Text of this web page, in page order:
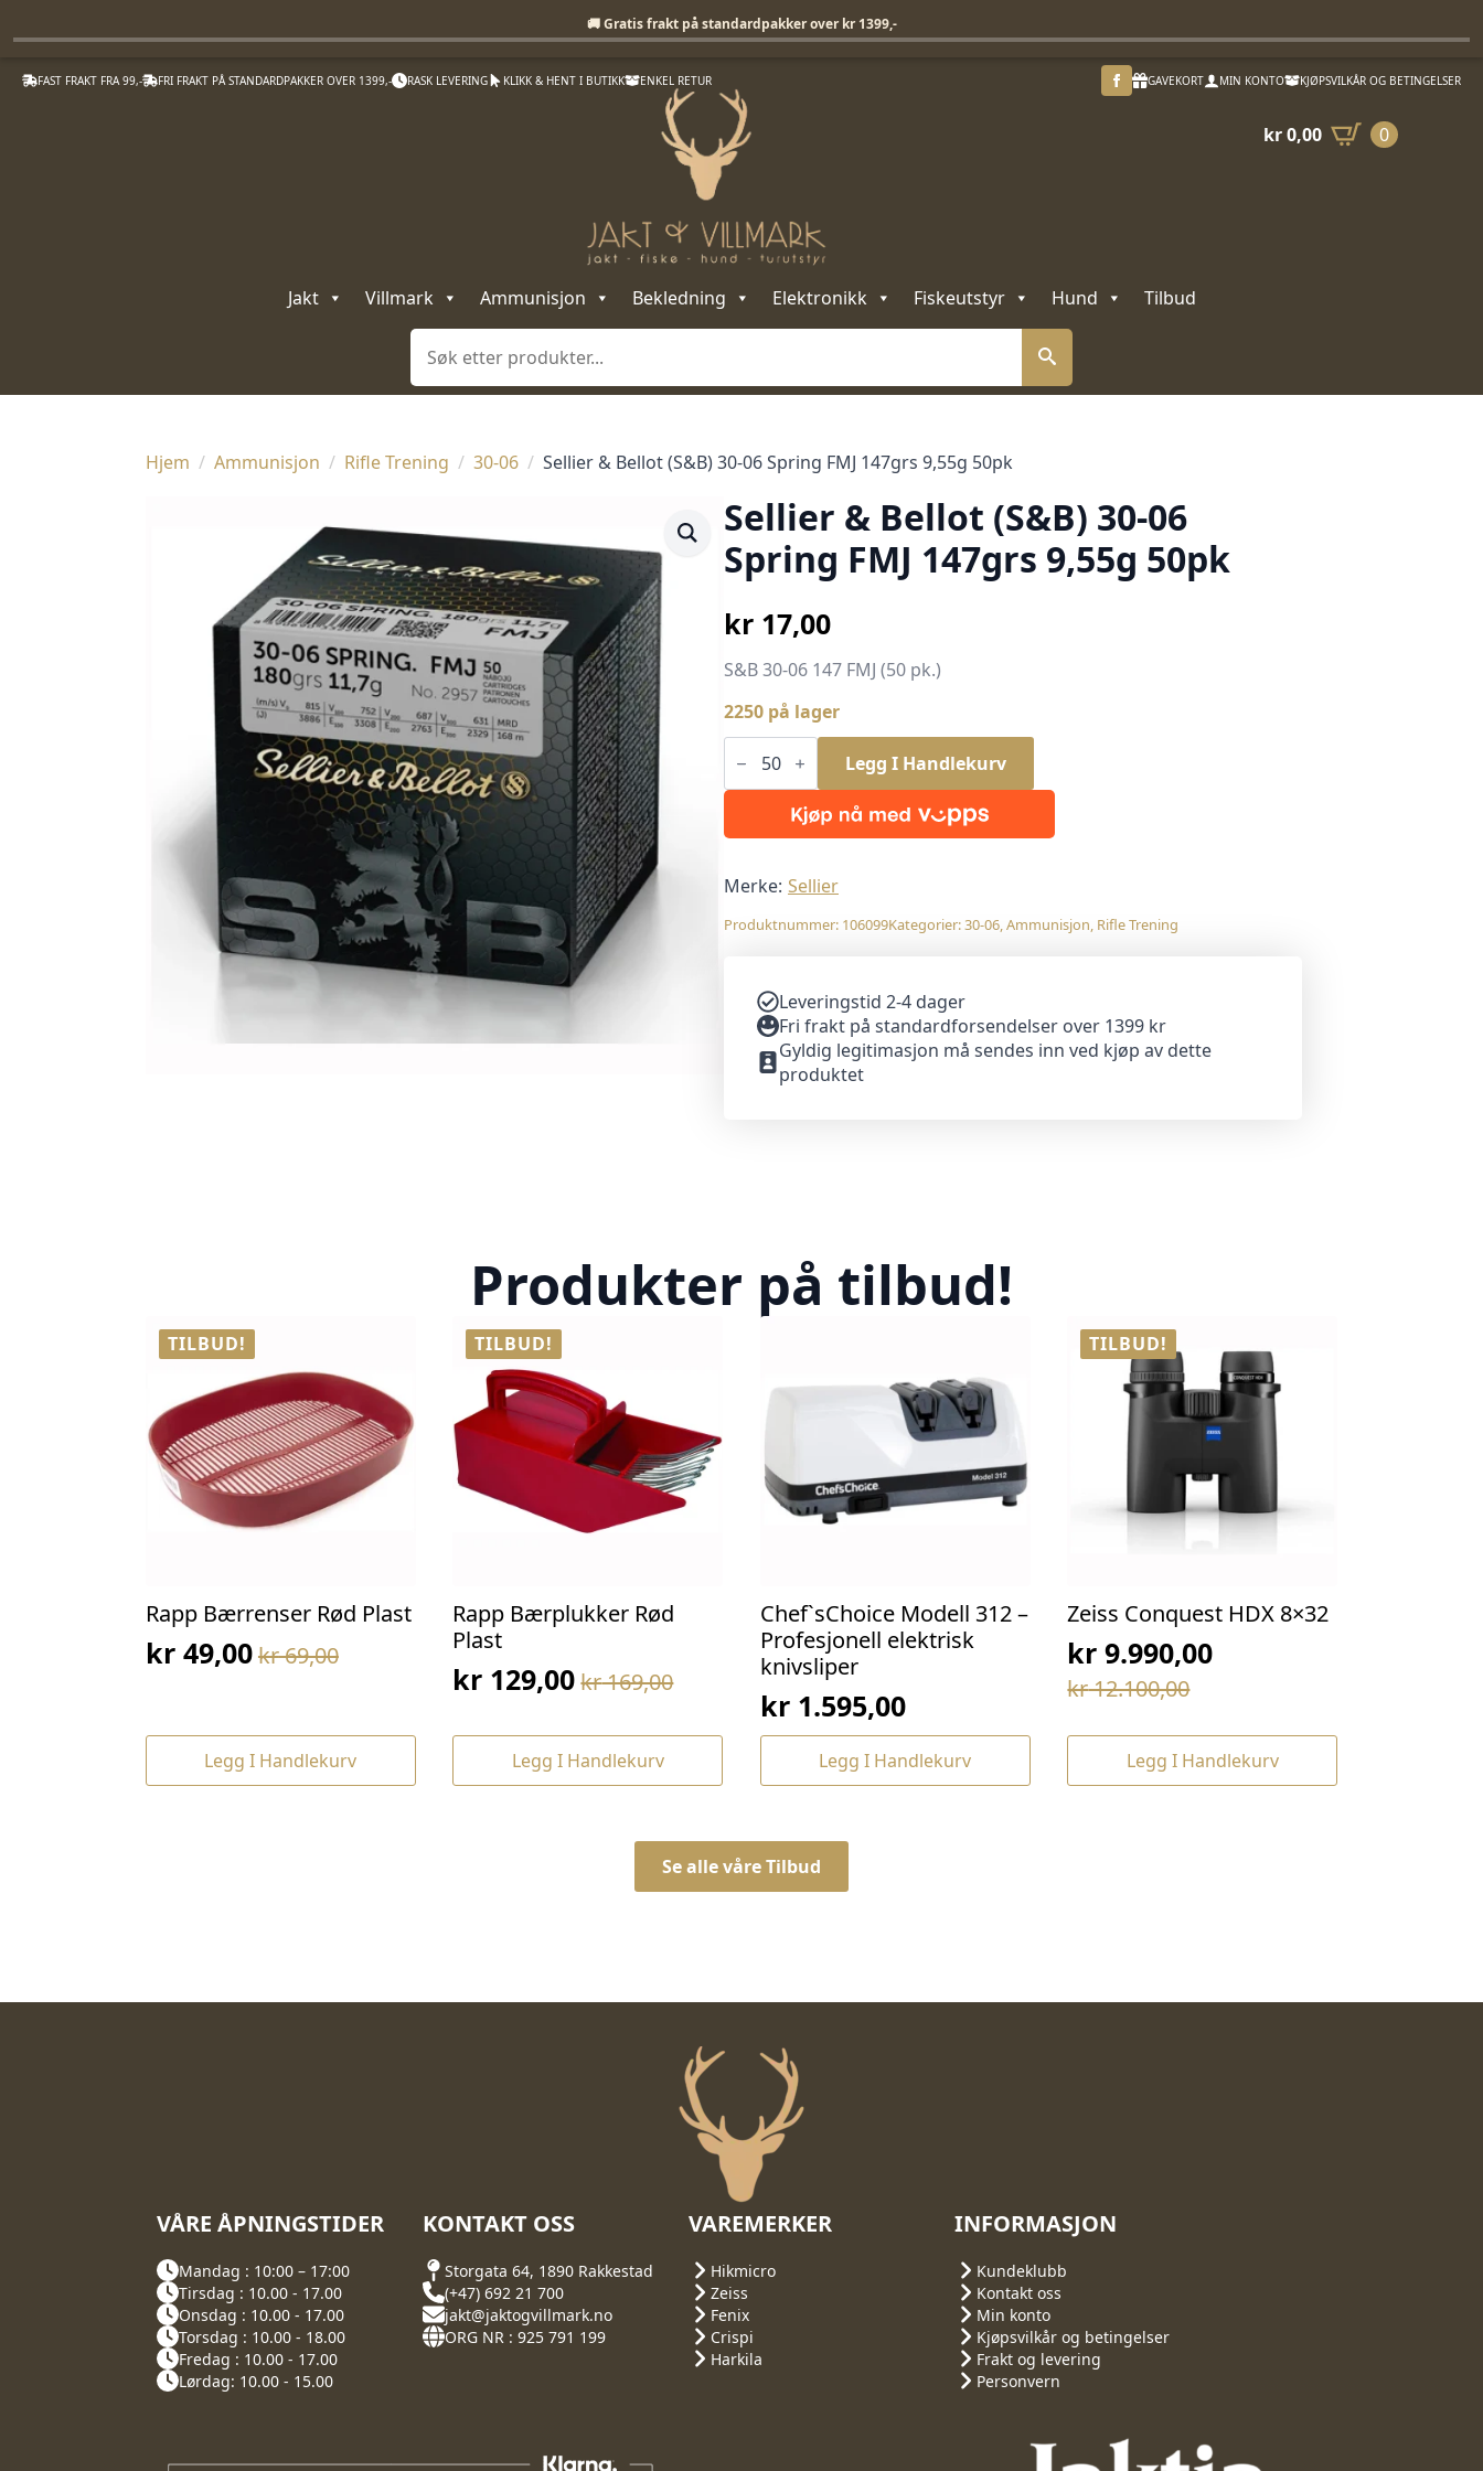
FAST FRAKT FRA 99,- FRI FRAKT PÅ STANDARDPAKKER OVER 1399,- RASK LEVERING KLIKK & HENT I BUTIKK ENKEL RETUR GAVEKORT MIN KONTO KJØPSVILKÅR OG BETINGELSER
kr0,00 0
Jakt Villmark Ammunisjon Bekledning Elektronikk Fiskeutstyr Hund
Tilbud
Søk
Hjem Ammunisjon Rifle Trening 30-06 Sellier & Bellot (S&B) 30-06 Spring FMJ 147grs 9,55g 50pk
Sellier & Bellot (S&B) 30-06
Spring FMJ 147grs 9,55g 50pk
kr 17,00
S&B 30-06 147 FMJ (50 pk.)
2250 på lager
Sellier
(S&B)
06
147grs
50pk
Legg I Handlekurv
Merke: Sellier
Produktnummer: 106099Kategorier:30-06,Ammunisjon, Rifle Trening
Leveringstid 2-4 dager
Fri frakt på standardforsendelser over 1399 kr
Gyldig legitimasjon må sendes inn ved kjøp av dette
produktet
Produkter på tilbud!
TILBUD!
Rapp Bærrenser Rød Plast
kr69,00
Opprinnelig
var:
kr 69,00.
kr 49,00
Nåværende
er:
kr 49,00.
Legg I Handlekurv
TILBUD!
Rapp Bærplukker Rød
Plast
kr169,00
Opprinnelig
pris
kr 169,00.
kr 129,00
Nåværende
pris
kr 129,00.
Legg I Handlekurv
Chef`sChoice Modell 312 –
Profesjonell elektrisk
knivsliper
kr1.595,00
Legg I Handlekurv
TILBUD!
Zeiss Conquest HDX 8×32
kr12.100,00
Opprinnelig
var:
kr 12.100,00.
kr 9.990,00
Nåværende
er:
kr 9.990,00.
Legg I Handlekurv
Se alle våre Tilbud
VÅRE ÅPNINGSTIDER
Mandag : 10:00 – 17:00
Tirsdag : 10.00 - 17.00
Onsdag : 10.00 - 17.00
Torsdag : 10.00 - 18.00
Fredag : 10.00 - 17.00
Lørdag: 10.00 - 15.00
KONTAKT OSS
Storgata 64, 1890 Rakkestad
(+47) 692 21 700
jakt@jaktogvillmark.no
ORG NR : 925 791 199
VAREMERKER
Hikmicro
Zeiss
Fenix
Crispi
Harkila
INFORMASJON
Kundeklubb
Kontakt oss
Min konto
Kjøpsvilkår og betingelser
Frakt og levering
Personvern
🚚 Gratis frakt på standardpakker over kr 1399,-